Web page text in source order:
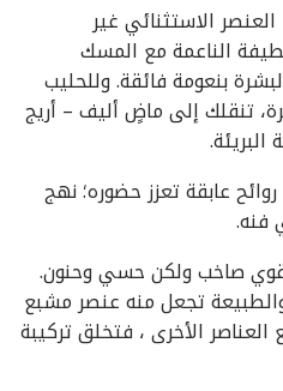
الاستثنائي غير
الناعمة مع المسك
بنعومة فائقة. وللحليب
تنقلك إلى ماضٍ أليف – أريج
البريئة.
عابقة تعزز حضوره؛ نهج
فنه.
قوي صاخب ولكن حسي وحنون.
تجعل منه عنصر مشبع
الأخرى ، فتخلق تركيبة